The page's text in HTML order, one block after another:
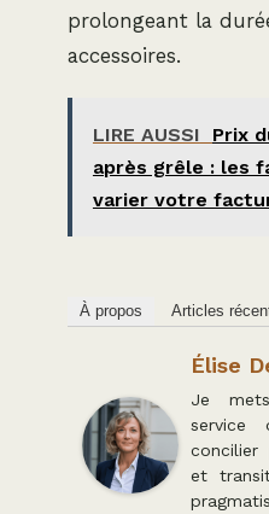
prolongeant la
accessoires.
LIRE AUSSI
Prix
après grêle : les
varier votre
À propos Articles
Élise
Je
service
concilier
et